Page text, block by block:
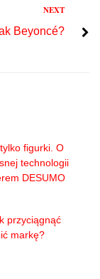
NEXT
Beyoncé?
figurki. O
technologii
DESUMO
przyciągnąć
markę?